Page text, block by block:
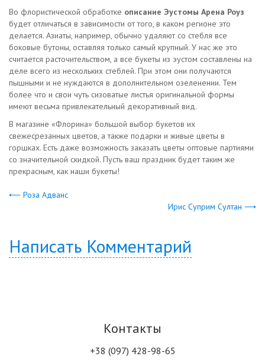
Во флористической обработке описание Эустомы Арена Роуз
будет отличаться в зависимости от того, в каком регионе это
делается. Азиаты, например, обычно удаляют со стебля все
боковые бутоны, оставляя только самый крупный. У нас же это
считается расточительством, а все букеты из эустом составлены на
деле всего из нескольких стеблей. При этом они получаются
пышными и не нуждаются в дополнительном озеленении. Тем
более что и свои чуть сизоватые листья оригинальной формы
имеют весьма привлекательный декоративный вид.
В магазине «Флорина» большой выбор букетов их
свежесрезанных цветов, а также подарки и живые цветы в
горшках. Есть даже возможность заказать цветы оптовые партиями
со значительной скидкой. Пусть ваш праздник будет таким же
прекрасным, как наши букеты!
⟵ Роза Адванс
Ирис Суприм Султан ⟶
Написать Комментарий
Контакты
+38 (097) 428-98-65